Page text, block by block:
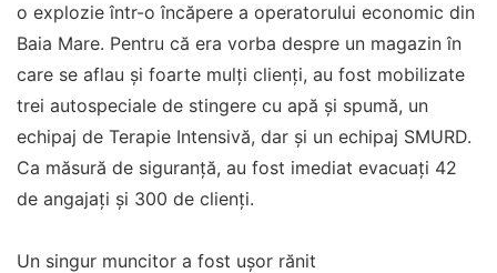
o explozie într-o încăpere a operatorului economic din
Baia Mare. Pentru că era vorba despre un magazin în
care se aflau și foarte mulți clienți, au fost mobilizate
trei autospeciale de stingere cu apă și spumă, un
echipaj de Terapie Intensivă, dar și un echipaj SMURD.
Ca măsură de siguranță, au fost imediat evacuați 42
de angajați și 300 de clienți.
Un singur muncitor a fost ușor rănit